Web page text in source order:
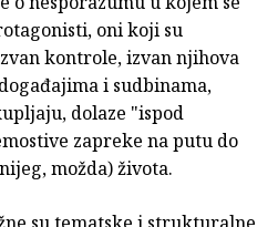
oni koji su
kontrole, izvan njihova
i sudbinama,
dolaze "ispod
zapreke na putu do
možda) života.